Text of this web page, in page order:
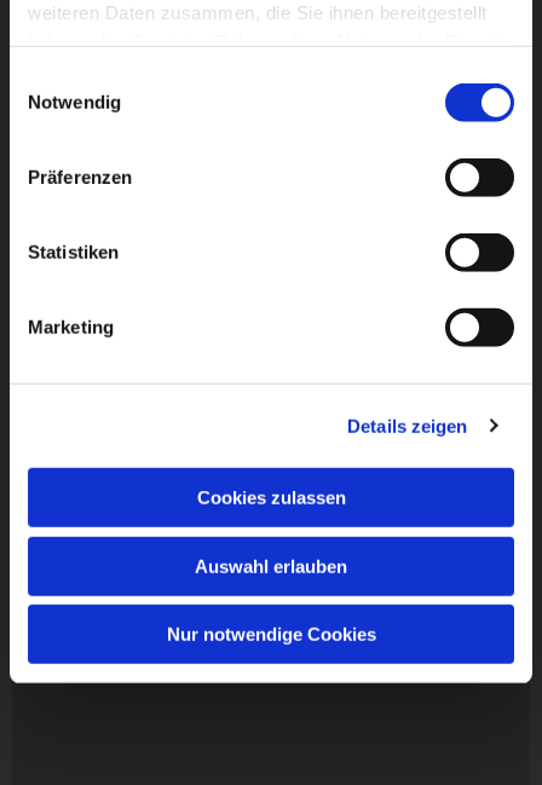
weiteren Daten zusammen, die Sie ihnen bereitgestellt
Notwendig
Präferenzen
Statistiken
Marketing
Details zeigen
Cookies zulassen
Auswahl erlauben
Nur notwendige Cookies
Dies könnte Sie auch
interessieren